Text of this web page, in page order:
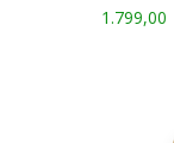
1.799,00